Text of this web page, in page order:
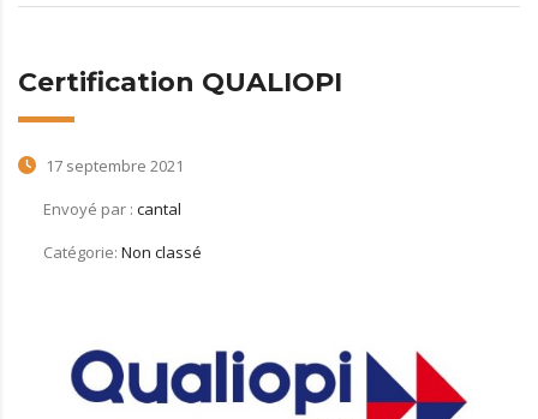
Certification QUALIOPI
17 septembre 2021
Envoyé par : cantal
Catégorie: Non classé